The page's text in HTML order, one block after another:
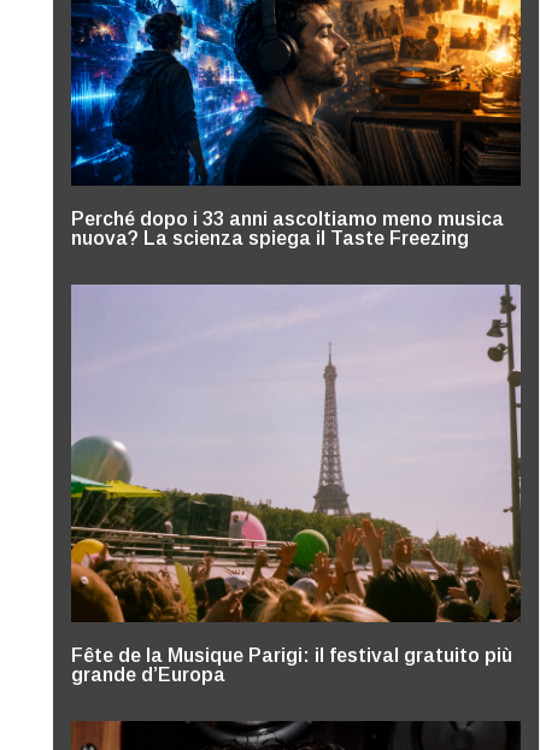
Perché dopo i 33 anni ascoltiamo meno musica
nuova? La scienza spiega il Taste Freezing
Fête de la Musique Parigi: il festival gratuito più
grande d’Europa